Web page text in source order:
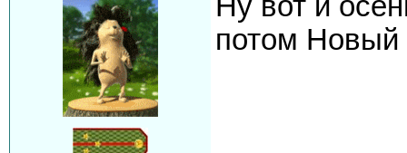
потом Новый